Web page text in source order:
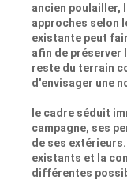
ancien poulailler,
approches selon
existante peut
afin de préserver
reste du terrain
d'envisager une
le cadre séduit
campagne, ses
de ses
existants et la
différentes